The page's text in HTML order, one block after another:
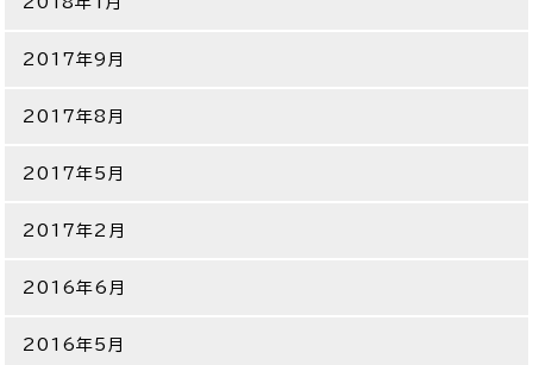
2017年9月
2017年8月
2017年5月
2017年2月
2016年6月
2016年5月